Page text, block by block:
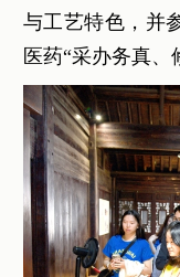
与工艺特色，并
医药“采办务真、